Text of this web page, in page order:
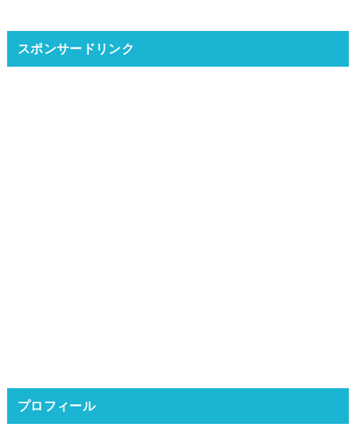
スポンサードリンク
プロフィール